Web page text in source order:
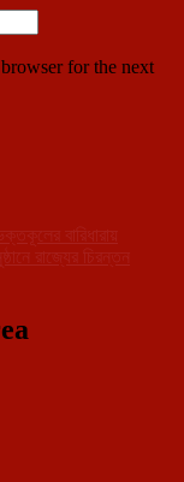
for the next
বারিধারায়
রাজ্যের চিরন্তন